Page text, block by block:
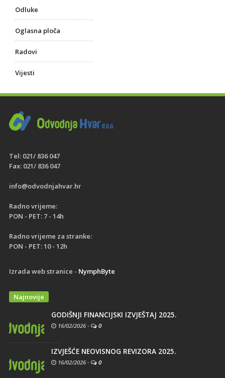
Odluke
Oglasna ploča
Radovi
Vijesti
Tel: 021/ 836 047
Fax: 021/ 836 047
info@odvodnjahvar.hr
Radno vrijeme:
PON - PET: 7 - 14h
Radno vrijeme za stranke:
PON - PET: 10 - 12h
Izrada web stranice - NymphByte
Najnovije
GODIŠNJI FINANCIJSKI IZVJEŠTAJ 2025.
16/02/2026- 0
IZVJEŠĆE NEOVISNOG REVIZORA 2025.
16/02/2026- 0